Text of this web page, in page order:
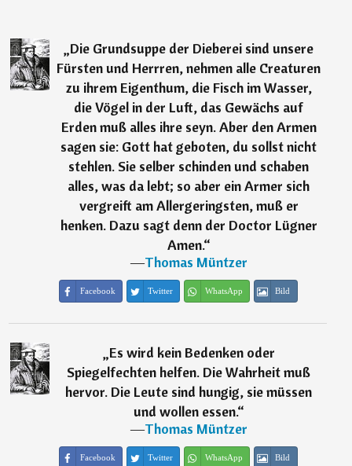
„Die Grundsuppe der Dieberei sind unsere
Fürsten und Herrren, nehmen alle Creaturen
zu ihrem Eigenthum, die Fisch im Wasser,
die Vögel in der Luft, das Gewächs auf
Erden muß alles ihre seyn. Aber den Armen
sagen sie: Gott hat geboten, du sollst nicht
stehlen. Sie selber schinden und schaben
alles, was da lebt; so aber ein Armer sich
vergreift am Allergeringsten, muß er
henken. Dazu sagt denn der Doctor Lügner
Amen.“
―Thomas Müntzer
Facebook Twitter WhatsApp Bild
„Es wird kein Bedenken oder
Spiegelfechten helfen. Die Wahrheit muß
hervor. Die Leute sind hungig, sie müssen
und wollen essen.“
―Thomas Müntzer
Facebook Twitter WhatsApp Bild